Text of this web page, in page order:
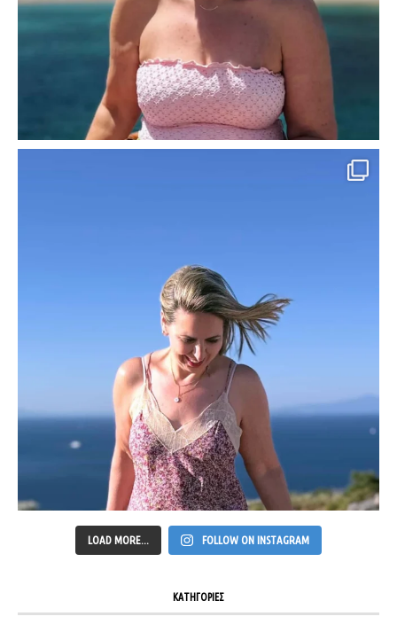
LOAD MORE... FOLLOW ON INSTAGRAM
ΚΑΤΗΓΟΡΙΕΣ